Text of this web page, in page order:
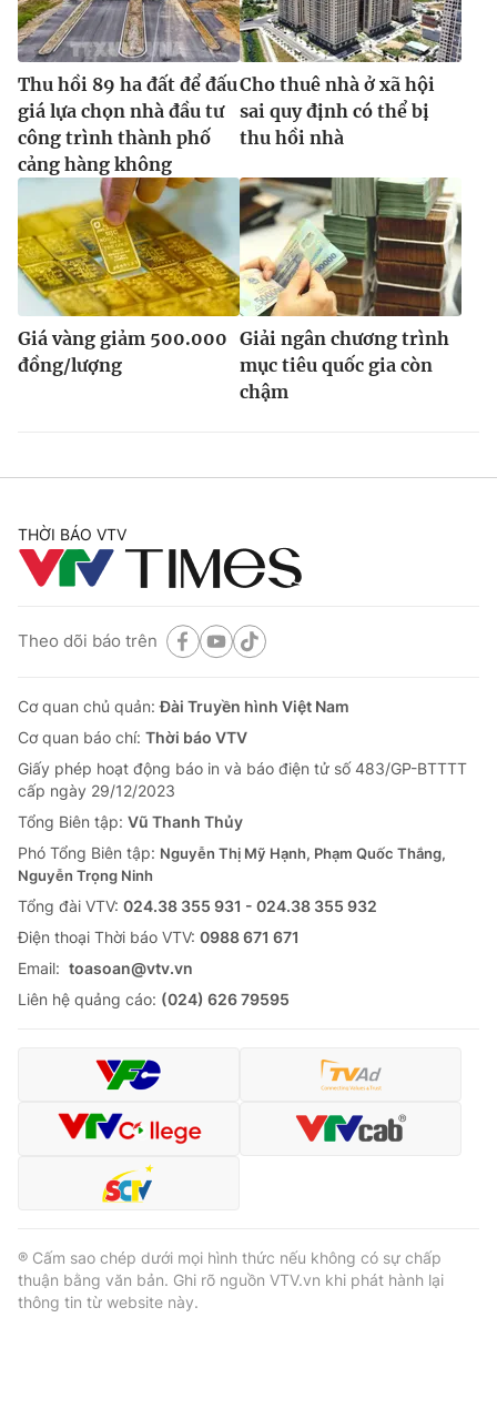
Thu hồi 89 ha đất để đấu
giá lựa chọn nhà đầu tư
công trình thành phố
cảng hàng không
Cho thuê nhà ở xã hội
sai quy định có thể bị
thu hồi nhà
Giá vàng giảm 500.000
đồng/lượng
Giải ngân chương trình
mục tiêu quốc gia còn
chậm
THỜI BÁO VTV
Theo dõi báo trên
Cơ quan chủ quản:Đài Truyền hình Việt Nam
Cơ quan báo chí: Thời báo VTV
Giấy phép hoạt động báo in và báo điện tử số 483/GP-BTTTT
cấp ngày 29/12/2023
Tổng Biên tập: Vũ Thanh Thủy
Phó Tổng Biên tập: Nguyễn Thị Mỹ Hạnh, Phạm Quốc Thắng,
Nguyễn Trọng Ninh
Tổng đài VTV: 024.38 355 931 - 024.38 355 932
Ðiện thoại Thời báo VTV: 0988 671 671
Email: toasoan@vtv.vn
Liên hệ quảng cáo: (024) 626 79595
® Cấm sao chép dưới mọi hình thức nếu không có sự chấp
thuận bằng văn bản. Ghi rõ nguồn VTV.vn khi phát hành lại
thông tin từ website này.